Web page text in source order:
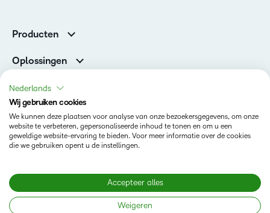
Producten
Diensten en ondersteuning
Oplossingen
Investor Relations
Toestand
Privacy op D2L.com
Nederlands
Wij gebruiken cookies
We kunnen deze plaatsen voor analyse van onze bezoekersgegevens, om onze
website te verbeteren, gepersonaliseerde inhoud te tonen en om u een
geweldige website-ervaring te bieden. Voor meer informatie over de cookies
die we gebruiken opent u de instellingen.
Accepteer alles
Weigeren